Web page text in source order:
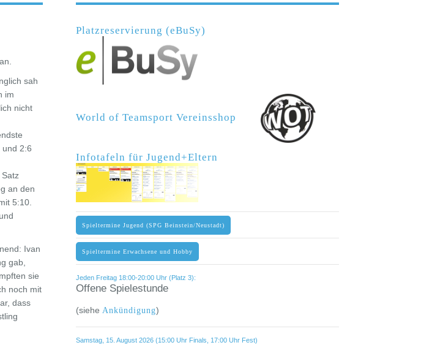
sah
im
nicht
und 2:6
an den
5:10.
Ivan
gab,
sie
noch mit
dass
Platzreservierung (eBuSy)
World of Teamsport Vereinsshop
Infotafeln für Jugend+Eltern
Spieltermine Jugend (SPG Beinstein/Neustadt)
Spieltermine Erwachsene und Hobby
Jeden Freitag 18:00-20:00 Uhr (Platz 3):
Offene Spielestunde
(siehe Ankündigung)
Samstag, 15. August 2026 (15:00 Uhr Finals, 17:00 Uhr Fest)